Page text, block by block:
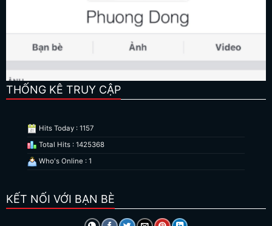
THỐNG KÊ TRUY CẬP
Hits Today : 1157
Total Hits : 1425368
Who's Online : 1
KẾT NỐI VỚI BẠN BÈ